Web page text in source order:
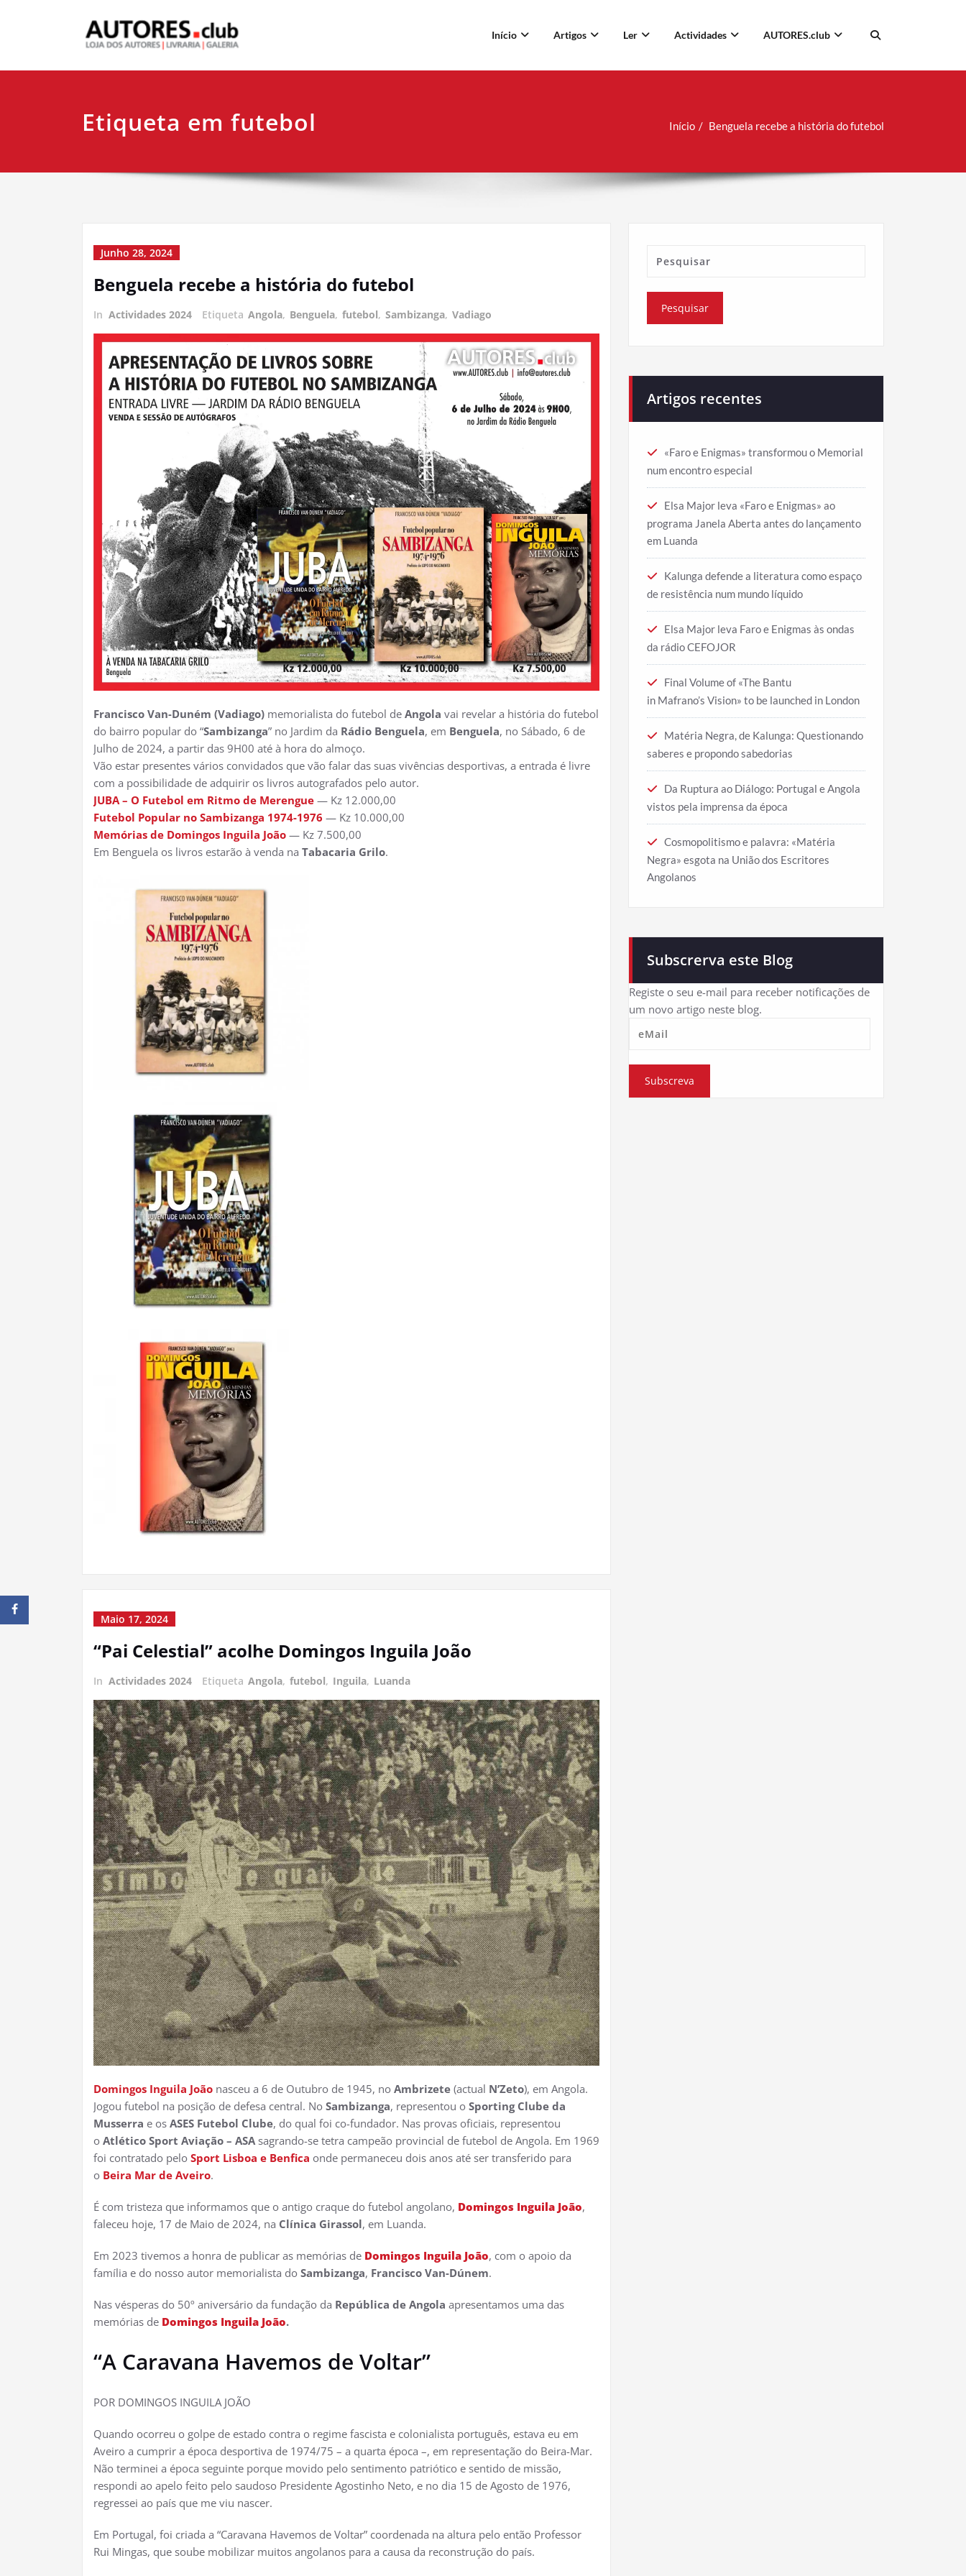
Início Artigos Ler Actividades AUTORES.club
Etiqueta em futebol Início Benguela recebe a história do futebol
Junho 28, 2024
Benguela recebe a história do futebol
In Actividades 2024 Etiqueta Angola, Benguela, futebol, Sambizanga, Vadiago
Francisco Van-Duném (Vadiago) memorialista do futebol de Angola vai revelar a história do futebol
do bairro popular do “Sambizanga” no Jardim da Rádio Benguela, em Benguela, no Sábado, 6 de
Julho de 2024, a partir das 9H00 até à hora do almoço.
Vão estar presentes vários convidados que vão falar das suas vivências desportivas, a entrada é livre
com a possibilidade de adquirir os livros autografados pelo autor.
JUBA – O Futebol em Ritmo de Merengue — Kz 12.000,00
Futebol Popular no Sambizanga 1974-1976 — Kz 10.000,00
Memórias de Domingos Inguila João — Kz 7.500,00
Em Benguela os livros estarão à venda na Tabacaria Grilo.
Maio 17, 2024
“Pai Celestial” acolhe Domingos Inguila João
In Actividades 2024 Etiqueta Angola, futebol, Inguila, Luanda
Domingos Inguila João nasceu a 6 de Outubro de 1945, no Ambrizete (actual N’Zeto), em Angola.
Jogou futebol na posição de defesa central. No Sambizanga, representou o Sporting Clube da
Musserra e os ASES Futebol Clube, do qual foi co-fundador. Nas provas oficiais, representou
o Atlético Sport Aviação – ASAsagrando-se tetra campeão provincial de futebol de Angola. Em 1969
foi contratado pelo Sport Lisboa e Benfica onde permaneceu dois anos até ser transferido para
o Beira Mar de Aveiro.
É com tristeza que informamos que o antigo craque do futebol angolano, Domingos Inguila João,
faleceu hoje, 17 de Maio de 2024, na Clínica Girassol, em Luanda.
Em 2023 tivemos a honra de publicar as memórias de Domingos Inguila João, com o apoio da
família e do nosso autor memorialista do Sambizanga, Francisco Van-Dúnem.
Nas vésperas do 50º aniversário da fundação da República de Angola apresentamos uma das
memórias de Domingos Inguila João.
“A Caravana Havemos de Voltar”
POR DOMINGOS INGUILA JOÃO
Quando ocorreu o golpe de estado contra o regime fascista e colonialista português, estava eu em
Aveiro a cumprir a época desportiva de 1974/75 – a quarta época –, em representação do Beira-Mar.
Não terminei a época seguinte porque movido pelo sentimento patriótico e sentido de missão,
respondi ao apelo feito pelo saudoso Presidente Agostinho Neto, e no dia 15 de Agosto de 1976,
regressei ao país que me viu nascer.
Em Portugal, foi criada a “Caravana Havemos de Voltar” coordenada na altura pelo então Professor
Rui Mingas, que soube mobilizar muitos angolanos para a causa da reconstrução do país.
Artigos recentes
«Faro e Enigmas» transformou o Memorial
num encontro especial
Elsa Major leva «Faro e Enigmas» ao
programa Janela Aberta antes do lançamento
em Luanda
Kalunga defende a literatura como espaço
de resistência num mundo líquido
Elsa Major leva Faro e Enigmas às ondas
da rádio CEFOJOR
Final Volume of «The Bantu
in Mafrano’s Vision» to be launched in London
Matéria Negra, de Kalunga: Questionando
saberes e propondo sabedorias
Da Ruptura ao Diálogo: Portugal e Angola
vistos pela imprensa da época
Cosmopolitismo e palavra: «Matéria
Negra» esgota na União dos Escritores
Angolanos
Subscrerva este Blog
Registe o seu e-mail para receber notificações de
um novo artigo neste blog.
Subscreva